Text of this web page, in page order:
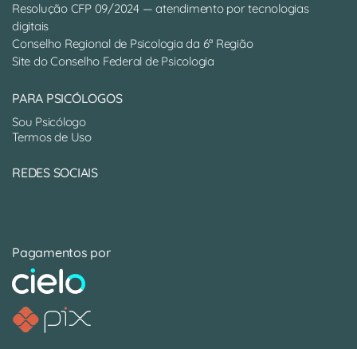
Resolução CFP 09/2024 — atendimento por tecnologias
digitais
Conselho Regional de Psicologia da 6ª Região
Site do Conselho Federal de Psicologia
PARA PSICÓLOGOS
Sou Psicólogo
Termos de Uso
REDES SOCIAIS
Pagamentos por